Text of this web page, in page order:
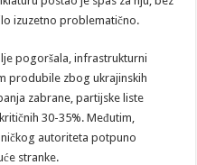
izuzetno problematično.
pogoršala, infrastrukturni
produbile zbog ukrajinskih
zabrane, partijske liste
30-35%. Međutim,
autoriteta potpuno
stranke.